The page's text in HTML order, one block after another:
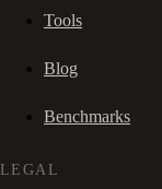
Tools
Blog
Benchmarks
LEGAL